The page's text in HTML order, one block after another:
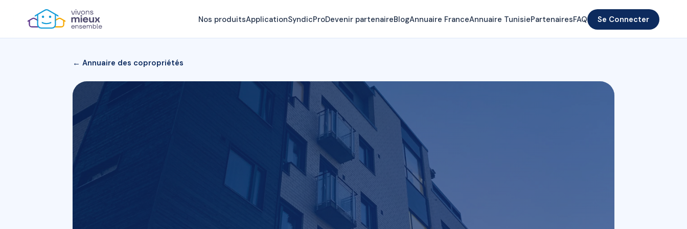
Nos produitsApplicationSyndicProDevenir partenaireBlogAnnuaire FranceAnnuaire TunisiePartenairesFAQ Se Connecter
← Annuaire des copropriétés